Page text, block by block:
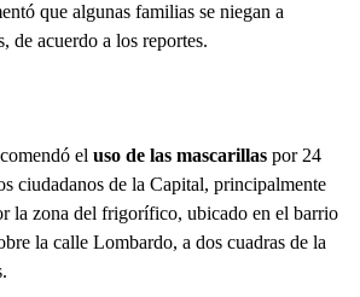
que algunas familias se niegan a
de acuerdo a los reportes.
el uso de las mascarillas por 24
ciudadanos de la Capital, principalmente
la zona del frigorífico, ubicado en el barrio
la calle Lombardo, a dos cuadras de la